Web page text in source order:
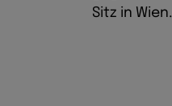
Sitz in Wien.